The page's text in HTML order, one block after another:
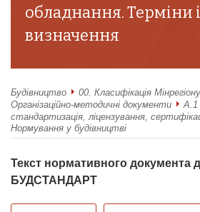
обладнання. Терміни і
визначення
Будівництво 00. Класифікація
Організаційно-методичні документи
А.1
стандартизація, ліцензування,
Нормування у будівництві
Текст нормативного документа
БУДСТАНДАРТ